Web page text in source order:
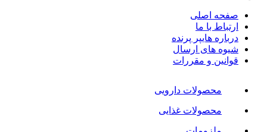
صفحه اصلی
ارتباط با ما
درباره هایپر پرنده
شیوه های ارسال
قوانین و مقررات
محصولات دارویی
محصولات غذایی